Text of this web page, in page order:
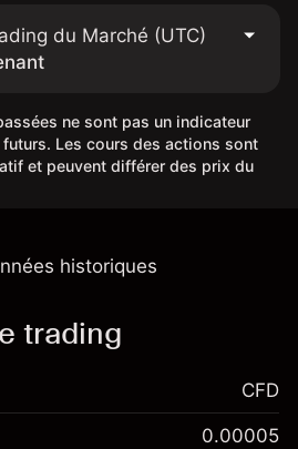
du Marché (UTC)
ne sont pas un indicateur
Les cours des actions sont
et peuvent différer des prix du
historiques
trading
CFD
0.00005